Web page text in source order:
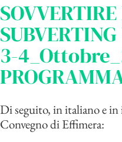
SOVVERTIRE
3-
Di seguito, in italiano e in
Convegno di Effimera: